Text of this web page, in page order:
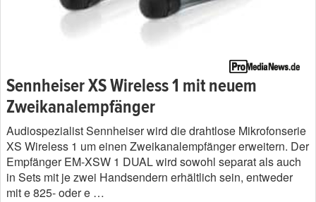
Sennheiser XS Wireless 1 mit neuem
Zweikanalempfänger
Audiospezialist Sennheiser wird die drahtlose Mikrofonserie
XS Wireless 1 um einen Zweikanalempfänger erweitern. Der
Empfänger EM-XSW 1 DUAL wird sowohl separat als auch
in Sets mit je zwei Handsendern erhältlich sein, entweder
mit e 825- oder e …